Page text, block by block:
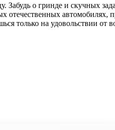
о гринде и скучных
автомобилях,
только на удовольствии от